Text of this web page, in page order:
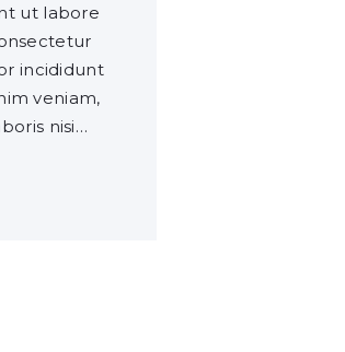
ut labore
incididunt
veniam,
nisi…